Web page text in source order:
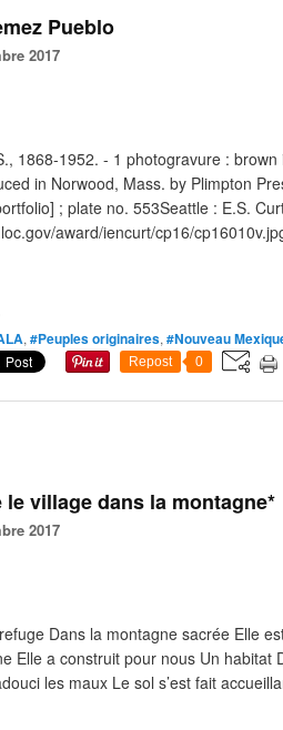
Pueblo
2017
1868-1952. - 1 photogravure :
in Norwood, Mass. by Plimpton
; plate no. 553Seattle : E.S.
award/iencurt/cp16/
, #Peuples originaires, #Nouveau
Repost 0
le village dans la montagne*
2017
Dans la montagne sacrée Elle
Elle a construit pour nous Un habitat
les maux Le sol s’est fait